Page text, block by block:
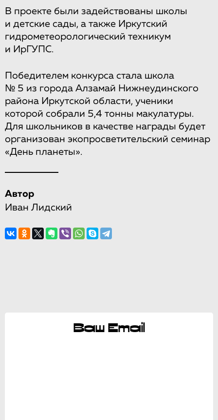
В проекте были задействованы школы
и детские сады, а также Иркутский
гидрометеорологический техникум
и ИрГУПС.
Победителем конкурса стала школа
№ 5 из города Алзамай Нижнеудинского
района Иркутской области, ученики
которой собрали 5,4 тонны макулатуры.
Для школьников в качестве награды будет
организован экопросветительский семинар
«День планеты».
Автор
Иван Лидский
Ваш Email